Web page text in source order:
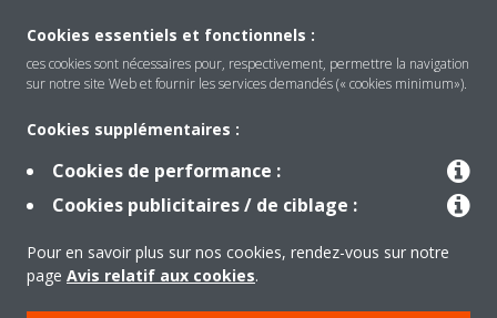
Solutions
À propos de Daikin
Cookies essentiels et fonctionnels :
ces cookies sont nécessaires pour, respectivement, permettre la navigation
sur notre site Web et fournir les services demandés (« cookies minimum»).
Cookies supplémentaires :
Cookies de performance :
Cookies publicitaires / de ciblage :
Pour en savoir plus sur nos cookies, rendez-vous sur notre
page Avis relatif aux cookies.